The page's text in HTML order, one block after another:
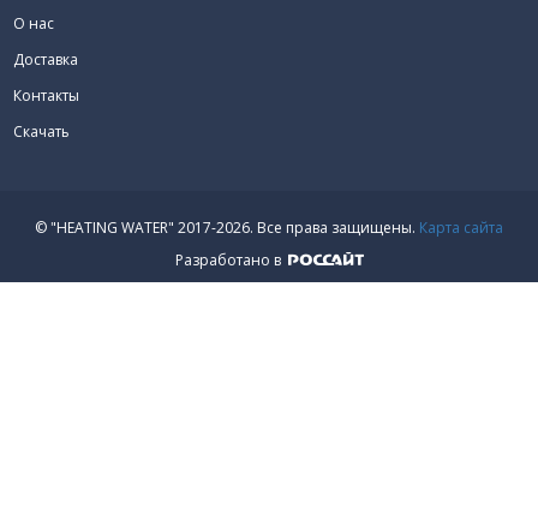
О нас
Доставка
Контакты
Скачать
© "HEATING WATER" 2017-2026. Все права защищены. Карта сайта
Разработано в